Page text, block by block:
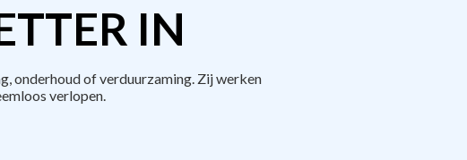
IN
onderhoud of verduurzaming. Zij werken
verlopen.